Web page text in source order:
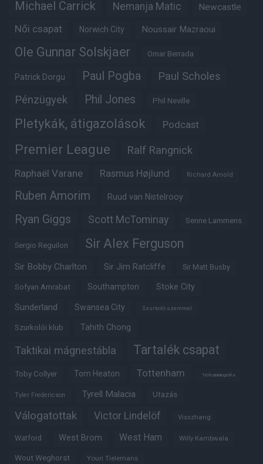
Michael Carrick Nemanja Matic Newcastle
Női csapat Norwich City Noussair Mazraoui
Ole Gunnar Solskjaer Omar Berrada
Patrick Dorgu Paul Pogba Paul Scholes
Pénzügyek Phil Jones Phil Neville
Pletykák, átigazolások Podcast
Premier League Ralf Rangnick
Raphaël Varane Rasmus Højlund Richard Arnold
Ruben Amorim Ruud van Nistelrooy
Ryan Giggs Scott McTominay Senne Lammens
Sergio Reguilon Sir Alex Ferguson
Sir Bobby Charlton Sir Jim Ratcliffe Sir Matt Busby
Sofyan Amrabat Southampton Stoke City
Sunderland Swansea City Szurkoló szemmel
Szurkolói klub Tahith Chong
Taktikai mágnestábla Tartalék csapat
Toby Collyer Tom Heaton Tottenham Trófeabibliográfia
Tyler Fredericson Tyrell Malacia Utazás
Válogatottak Victor Lindelöf Visszhang
Watford West Brom West Ham Willy Kambwala
Wout Weghorst Youri Tielemans